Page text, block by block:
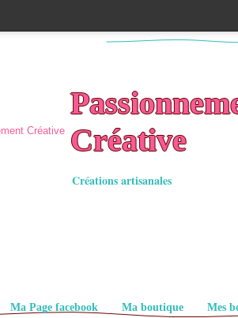
Créative
Créations artisanales
Ma Page facebook Ma boutique Mes